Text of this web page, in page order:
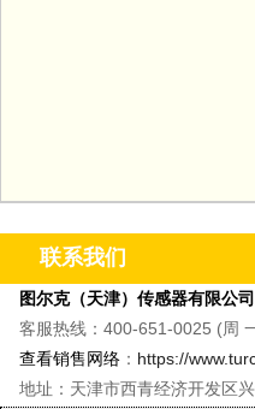
联系我们
图尔克（天津）传感器有限公司
客服热线：400-651-0025 (周
查看销售网络 ： https://
地址：天津市西青经济开发区